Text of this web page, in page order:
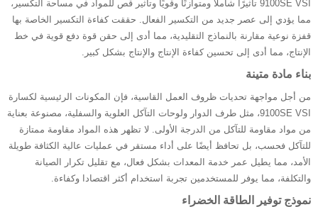
9100SE VSI تأثيرًا شاملًا ومتوازنًا وقويًا وتأثير قص للمواد في مساحة التكسير،
مما يؤدي إلى عصر جديد من التكسير الفعال. حققت كفاءة التكسير الخاصة بها
قفزة نوعية مقارنة بالنماذج التقليدية، مما أدى إلى حقن قوة دفع قوية في خط
الإنتاج، مما أدى إلى تحسين كفاءة الإنتاج والإنتاج بشكل كبير.
بناء مادة متينة
من أجل مواجهة تحديات ظروف العمل القاسية، فإن المكونات الرئيسية لكسارة
9100SE VSI، مثل طرف الدوار ولوحات التآكل العلوية والسفلية، مصنوعة بعناية
من مواد مقاومة للتآكل من الدرجة الأولى. لا تظهر هذه المواد مقاومة ممتازة
للتآكل فحسب، بل تحافظ أيضًا على أداء مستقر في عمليات عالية الكثافة طويلة
الأمد، مما يطيل عمر خدمة المعدات بشكل فعال، مع تقليل تكرار الصيانة
والتكلفة، مما يوفر للمستخدمين تجربة استخدام أكثر اقتصادا وكفاءة.
نموذج توفير الطاقة الخضراء